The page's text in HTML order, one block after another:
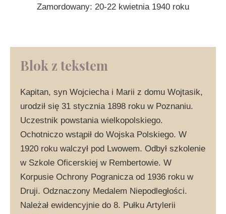
Zamordowany: 20-22 kwietnia 1940 roku
Blok z tekstem
Kapitan, syn Wojciecha i Marii z domu Wojtasik,
urodził się 31 stycznia 1898 roku w Poznaniu.
Uczestnik powstania wielkopolskiego.
Ochotniczo wstąpił do Wojska Polskiego. W
1920 roku walczył pod Lwowem. Odbył szkolenie
w Szkole Oficerskiej w Rembertowie. W
Korpusie Ochrony Pogranicza od 1936 roku w
Druji. Odznaczony Medalem Niepodległości.
Należał ewidencyjnie do 8. Pułku Artylerii